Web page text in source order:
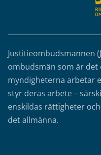
Justitieombudsmannen
ombudsmän som är
myndigheterna arbetar
styr deras arbete –
enskildas rättigheter
det allmänna.